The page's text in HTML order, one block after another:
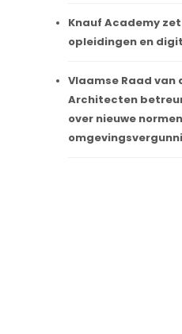
Knauf Academy
opleidingen en
Vlaamse Raad van
Architecten
over nieuwe